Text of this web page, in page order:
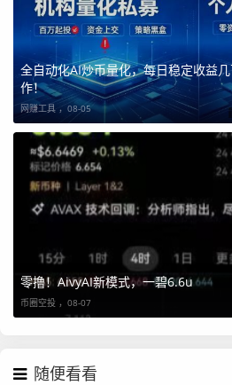
全自动化AI炒币量化，每日稳定收益
作！
网赚工具 ，08-05
零撸！AivyAI新模式，一碧6.6u
币圈空投 ， 08-07
随便看看